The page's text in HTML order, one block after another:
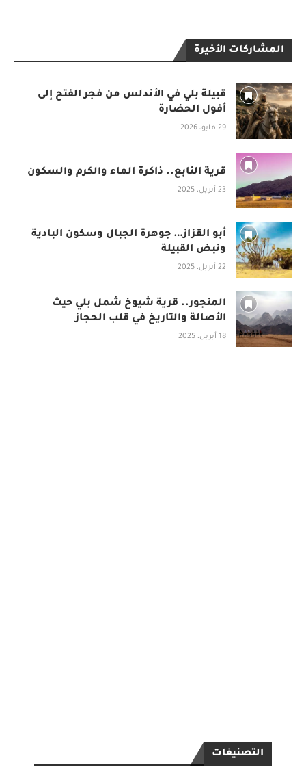
المشاركات الأخيرة
قبيلة بلي في الأندلس من فجر الفتح إلى
أفول الحضارة
29 مايو، 2026
قرية النابع.. ذاكرة الماء والكرم والسكون
23 أبريل، 2025
أبو القزاز… جوهرة الجبال وسكون البادية
ونبض القبيلة
22 أبريل، 2025
المنجور.. قرية شيوخ شمل بلي حيث
الأصالة والتاريخ في قلب الحجاز
18 أبريل، 2025
التصنيفات